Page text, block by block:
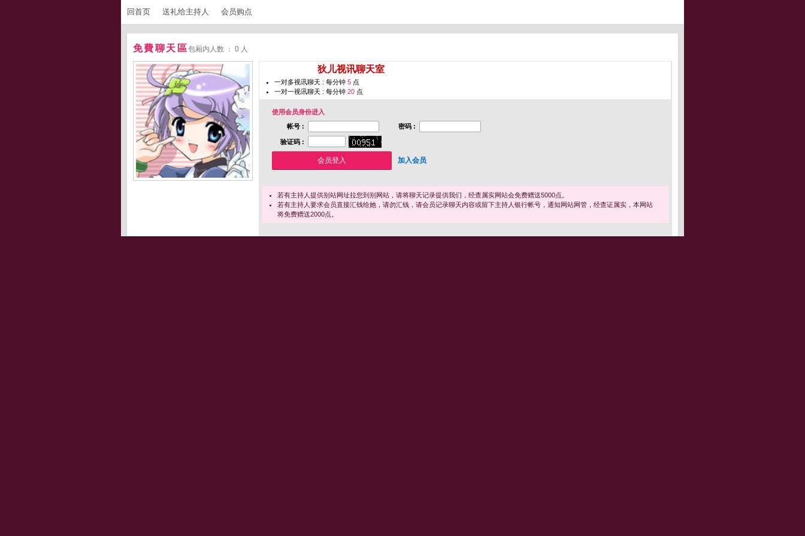
回首页 送礼给主持人 会员购点
免費聊天區包厢内人数 ： 0 人
狄儿视讯聊天室
一对多视讯聊天 : 每分钟 5 点
一对一视讯聊天 : 每分钟 20 点
使用会员身份进入
帐号 :
密码 :
验证码 :
加入会员
若有主持人提供别站网址拉您到别网站，请将聊天记录提供我们，经查属实网站会免费赠送5000点。
若有主持人要求会员直接汇钱给她，请勿汇钱，请会员记录聊天内容或留下主持人银行帐号，通知网站网管，经查证属实，本网站
将免费赠送2000点。